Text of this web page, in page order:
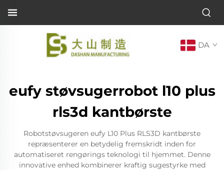
DA
eufy støvsugerrobot l10 plus
rls3d kantbørste
Robotstøvsugeren eufy L10 Plus RLS3D kantbørste
repræsenterer en betydelig fremskridt inden for
automatiseret rengørings teknologi til hjemmet. Denne
innovative enhed kombinerer kraftig sugestyrke med